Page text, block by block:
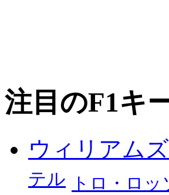
注目のF1キ
ウィリアムズ
テル トロ・ロッ